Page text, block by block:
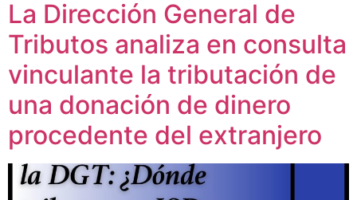
Servicios
Noticias
¿En qué podemos ayudarte?
La Dirección General de
Tributos analiza en consulta
vinculante la tributación de
una donación de dinero
procedente del extranjero